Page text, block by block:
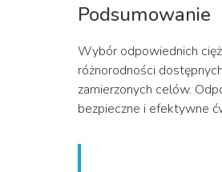
Podsumowanie
Wybór odpowiednich
różnorodności
zamierzonych celów.
bezpieczne i efektywne